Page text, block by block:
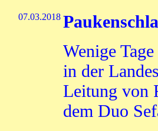
07.03.2018
Wenige
in der
Leitung von
dem Duo